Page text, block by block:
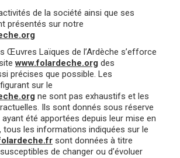
de la société ainsi que ses
présentés sur notre
Œuvres Laïques de l’Ardèche s’efforce
www.folardeche.org des
précises que possible. Les
sur le
ne sont pas exhaustifs et les
Ils sont donnés sous réserve
été apportées depuis leur mise en
tous les informations indiquées sur le
sont données à titre
de changer ou d’évoluer